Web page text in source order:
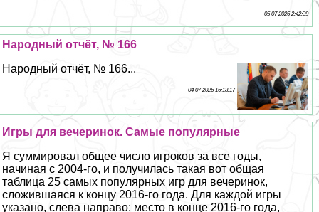
05 07 2026 2:42:39
Народный отчёт, № 166
Народный отчёт, № 166...
04 07 2026 16:18:17
Игры для вечеринок. Самые популярные
Я суммировал общее число игроков за все годы,
начиная с 2004-го, и получилась такая вот общая
таблица 25 самых популярных игр для вечеринок,
сложившаяся к концу 2016-го года. Для каждой игры
указано, слева направо: место в конце 2016-го года,